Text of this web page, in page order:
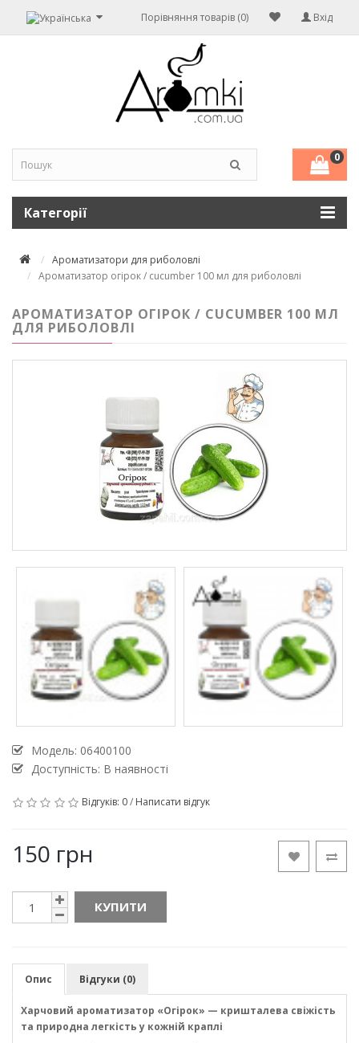
Вхід
Порівняння товарів (0)
0
Категорії
Ароматизатори для риболовлі
Ароматизатор огірок / cucumber 100 мл для риболовлі
АРОМАТИЗАТОР ОГІРОК / CUCUMBER 100 МЛ
ДЛЯ РИБОЛОВЛІ
Модель: 06400100
Доступність: В наявності
Відгуків: 0/ Написати відгук
150 грн
КУПИТИ
Опис Відгуки (0)
Харчовий ароматизатор «Огірок» — кришталева свіжість
та природна легкість у кожній краплі